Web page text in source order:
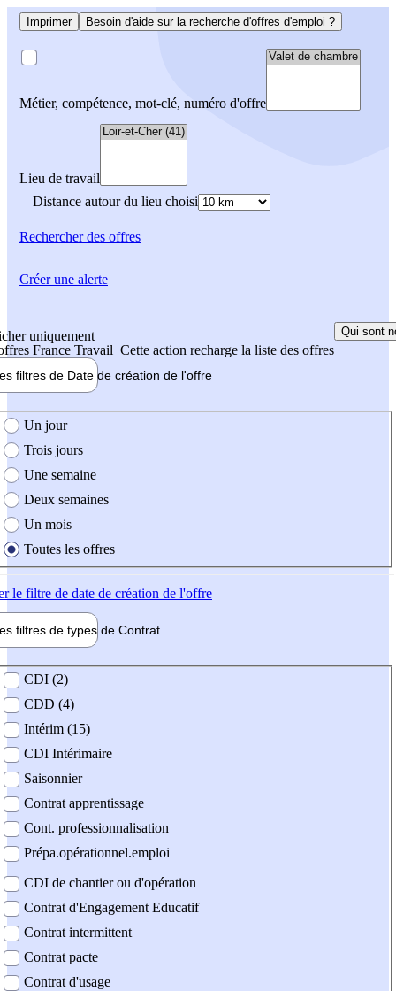
Imprimer Besoin d'aide sur la recherche d'offres d'emploi ?
Métier, compétence, mot-clé, numéro d'offre
Lieu de travail
Distance autour du lieu choisi
Rechercherdes offres
uniquement
France Travail Cette action recharge la liste des offres
Qui sont
filtres de Date de création de l'offre
création de l'offre
Un jour
Trois jours
Une semaine
Deux semaines
Un mois
Toutes les offres
le filtre de date de création de l'offre
filtres de types de Contrat
contrat
CDI (2)
CDD (4)
Intérim (15)
CDI Intérimaire
Saisonnier
Contrat apprentissage
Cont. professionnalisation
Prépa.opérationnel.emploi
CDI de chantier ou d'opération
Contrat d'Engagement Educatif
Contrat intermittent
Contrat pacte
Contrat d'usage
Créer une alerte